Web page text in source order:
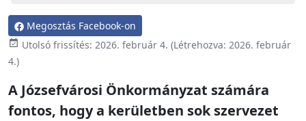
Megosztás Facebook-on
event_available Utolsó frissítés: 2026. február 4. (Létrehozva: 2026. február
4.)
A Józsefvárosi Önkormányzat számára
fontos, hogy a kerületben sok szervezet